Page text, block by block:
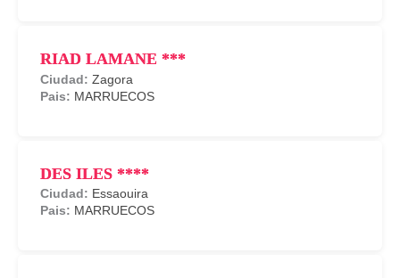
RIAD LAMANE ***
Zagora
MARRUECOS
DES ILES ****
Essaouira
MARRUECOS